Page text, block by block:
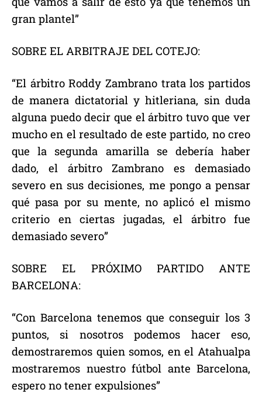
gran plantel”
SOBRE EL ARBITRAJE DEL COTEJO:
“El árbitro Roddy Zambrano trata los partidos
de manera dictatorial y hitleriana, sin duda
alguna puedo decir que el árbitro tuvo que ver
mucho en el resultado de este partido, no creo
que la segunda amarilla se debería haber
dado, el árbitro Zambrano es demasiado
severo en sus decisiones, me pongo a pensar
qué pasa por su mente, no aplicó el mismo
criterio en ciertas jugadas, el árbitro fue
demasiado severo”
SOBRE EL PRÓXIMO PARTIDO ANTE
BARCELONA:
“Con Barcelona tenemos que conseguir los 3
puntos, si nosotros podemos hacer eso,
demostraremos quien somos, en el Atahualpa
mostraremos nuestro fútbol ante Barcelona,
espero no tener expulsiones”